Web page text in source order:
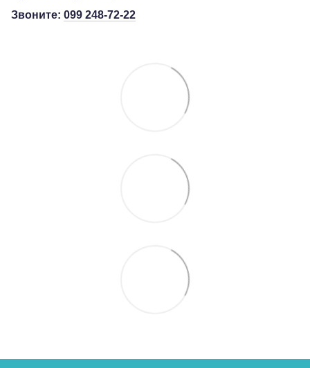
Звоните: 099 248-72-22